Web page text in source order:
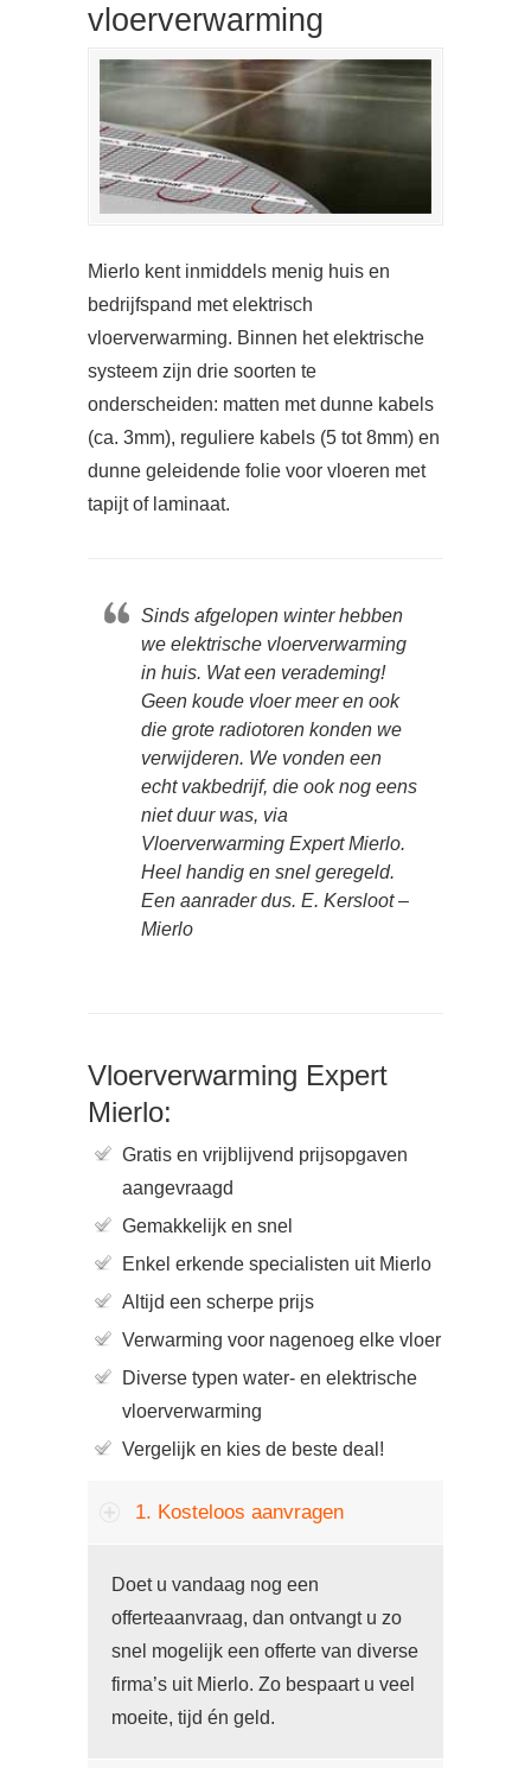
vloerverwarming
Mierlo kent inmiddels menig huis en
bedrijfspand met elektrisch
vloerverwarming. Binnen het elektrische
systeem zijn drie soorten te
onderscheiden: matten met dunne kabels
(ca. 3mm), reguliere kabels (5 tot 8mm) en
dunne geleidende folie voor vloeren met
tapijt of laminaat.
Sinds afgelopen winter hebben
we elektrische vloerverwarming
in huis. Wat een verademing!
Geen koude vloer meer en ook
die grote radiotoren konden we
verwijderen. We vonden een
echt vakbedrijf, die ook nog eens
niet duur was, via
Vloerverwarming Expert Mierlo.
Heel handig en snel geregeld.
Een aanrader dus. E. Kersloot –
Mierlo
Vloerverwarming Expert
Mierlo:
Gratis en vrijblijvend prijsopgaven
aangevraagd
Gemakkelijk en snel
Enkel erkende specialisten uit Mierlo
Altijd een scherpe prijs
Verwarming voor nagenoeg elke vloer
Diverse typen water- en elektrische
vloerverwarming
Vergelijk en kies de beste deal!
1. Kosteloos aanvragen
Doet u vandaag nog een
offerteaanvraag, dan ontvangt u zo
snel mogelijk een offerte van diverse
firma’s uit Mierlo. Zo bespaart u veel
moeite, tijd én geld.